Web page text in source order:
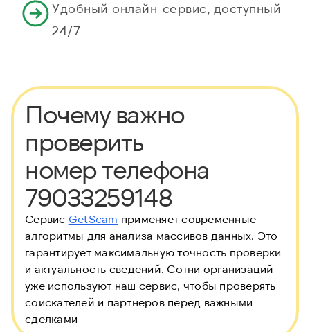
Удобный онлайн-сервис, доступный
24/7
Почему важно
проверить
номер телефона
79033259148
Сервис GetScam применяет современные
алгоритмы для анализа массивов данных. Это
гарантирует максимальную точность проверки
и актуальность сведений. Сотни организаций
уже используют наш сервис, чтобы проверять
соискателей и партнеров перед важными
сделками